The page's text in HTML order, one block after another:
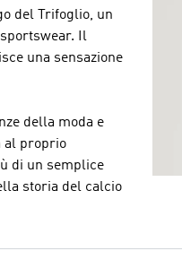
del Trifoglio, un
Il
una sensazione
della moda e
al proprio
di un semplice
storia del calcio